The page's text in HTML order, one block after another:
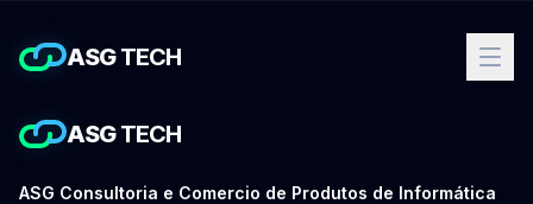
ASG TECH
ASG TECH
ASG Consultoria e Comercio de Produtos de Informática